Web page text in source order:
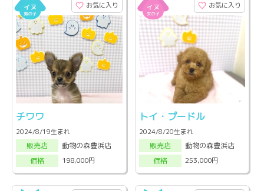
お気に入り
チワワ
2024/8/19生まれ
販売店
動物の森豊浜店
価格
198,000円
お気に入り
トイ・プードル
2024/8/20生まれ
販売店
動物の森豊浜店
価格
253,000円